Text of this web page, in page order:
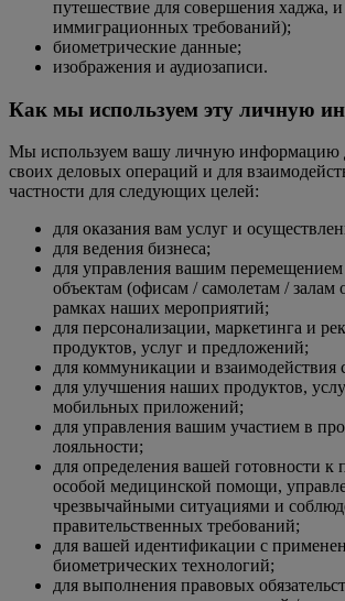
путешествие для совершения хаджа,
иммиграционных требований);
биометрические данные;
изображения и аудиозаписи.
Как мы используем эту личную
Мы используем вашу личную информацию
своих деловых операций и для
частности для следующих целей:
для оказания вам услуг и
для ведения бизнеса;
для управления вашим
объектам (офисам / самолетам / залам
рамках наших мероприятий;
для персонализации, маркетинга и
продуктов, услуг и предложений;
для коммуникации и взаимодействия
для улучшения наших продуктов,
мобильных приложений;
для управления вашим участием в
лояльности;
для определения вашей готовности к
особой медицинской помощи,
чрезвычайными ситуациями и
правительственных требований;
для вашей идентификации с
биометрических технологий;
для выполнения правовых